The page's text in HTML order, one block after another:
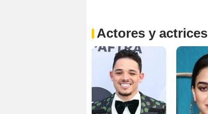
Actores y actrices